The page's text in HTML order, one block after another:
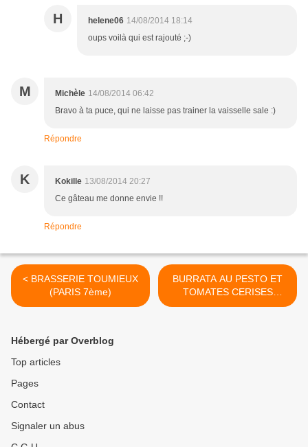
H helene06 14/08/2014 18:14
oups voilà qui est rajouté ;-)
M Michèle 14/08/2014 06:42
Bravo à ta puce, qui ne laisse pas trainer la vaisselle sale :)
Répondre
K Kokille 13/08/2014 20:27
Ce gâteau me donne envie !!
Répondre
< BRASSERIE TOUMIEUX
(PARIS 7ème)
BURRATA AU PESTO ET
TOMATES CERISES
ROTIES >
Hébergé par Overblog
Top articles
Pages
Contact
Signaler un abus